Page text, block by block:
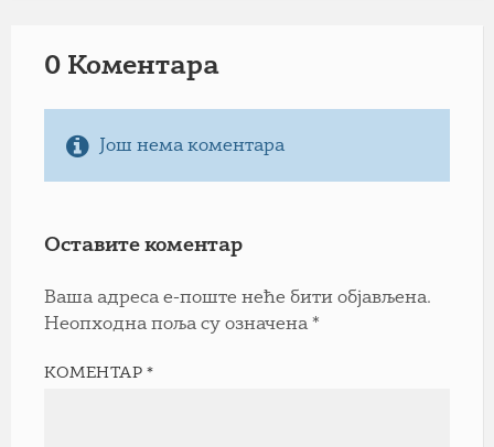
0 Коментарa
Још нема коментара
Оставите коментар
Ваша адреса е-поште неће бити објављена.
Неопходна поља су означена *
КОМЕНТАР*